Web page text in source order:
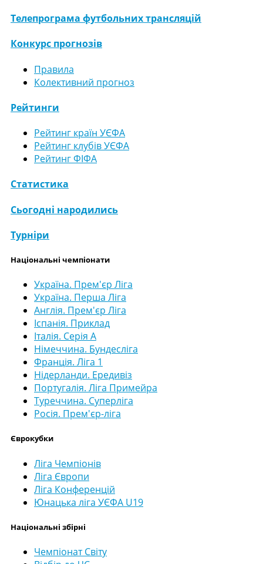
Телепрограма футбольних трансляцій
Конкурс прогнозів
Правила
Колективний прогноз
Рейтинги
Рейтинг країн УЄФА
Рейтинг клубів УЄФА
Рейтинг ФІФА
Статистика
Сьогодні народились
Турніри
Національні чемпіонати
Україна. Прем'єр Ліга
Україна. Перша Ліга
Англія. Прем'єр Ліга
Іспанія. Приклад
Італія. Серія А
Німеччина. Бундесліга
Франція. Ліга 1
Нідерланди. Ередивіз
Португалія. Ліга Примейра
Туреччина. Суперліга
Росія. Прем'єр-ліга
Єврокубки
Ліга Чемпіонів
Ліга Європи
Ліга Конференцій
Юнацька ліга УЄФА U19
Національні збірні
Чемпіонат Світу